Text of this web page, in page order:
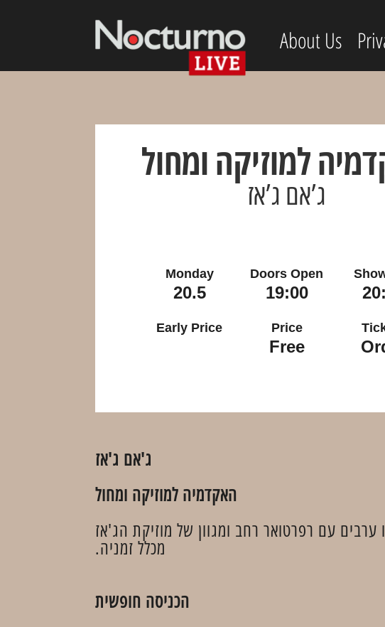
About Us
למוזיקה ומחול
ג’אם ג’אז
Monday
20.5
Doors Open
19:00
Early Price Price
Free
ג'אם ג'אז
האקדמיה למוזיקה ומחול
עם רפרטואר רחב ומגוון של מוזיקת הג'אז
מכלל זמניה.
הכניסה חופשית